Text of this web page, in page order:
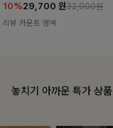
10%29,700 원32,900원
리뷰 카운트 영역
놓치기 아까운 특가 상품